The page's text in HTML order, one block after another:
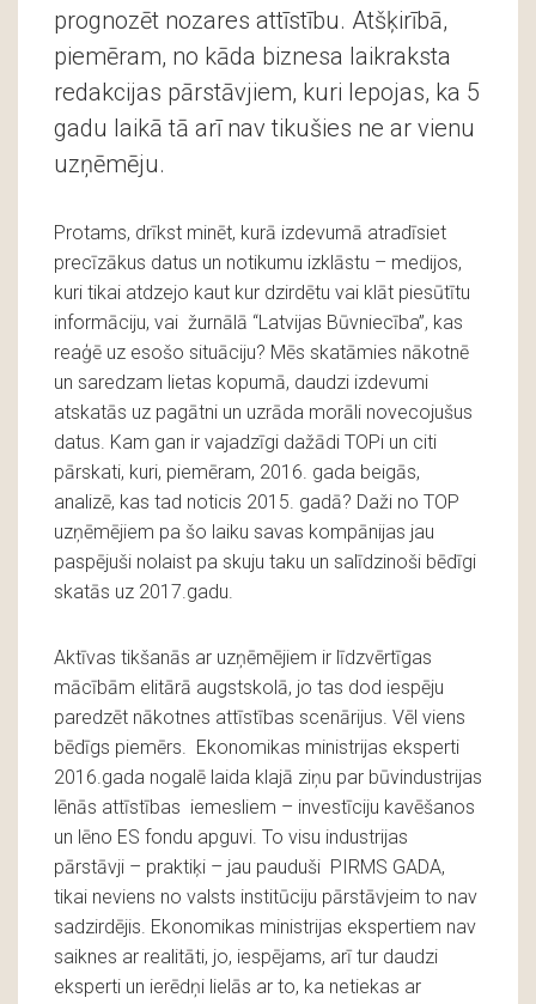
prognozēt nozares attīstību. Atšķirībā,
piemēram, no kāda biznesa laikraksta
redakcijas pārstāvjiem, kuri lepojas, ka 5
gadu laikā tā arī nav tikušies ne ar vienu
uzņēmēju.
Protams, drīkst minēt, kurā izdevumā atradīsiet
precīzākus datus un notikumu izklāstu – medijos,
kuri tikai atdzejo kaut kur dzirdētu vai klāt piesūtītu
informāciju, vai žurnālā “Latvijas Būvniecība”, kas
reaģē uz esošo situāciju? Mēs skatāmies nākotnē
un saredzam lietas kopumā, daudzi izdevumi
atskatās uz pagātni un uzrāda morāli novecojušus
datus. Kam gan ir vajadzīgi dažādi TOPi un citi
pārskati, kuri, piemēram, 2016. gada beigās,
analizē, kas tad noticis 2015. gadā? Daži no TOP
uzņēmējiem pa šo laiku savas kompānijas jau
paspējuši nolaist pa skuju taku un salīdzinoši bēdīgi
skatās uz 2017.gadu.
Aktīvas tikšanās ar uzņēmējiem ir līdzvērtīgas
mācībām elitārā augstskolā, jo tas dod iespēju
paredzēt nākotnes attīstības scenārijus. Vēl viens
bēdīgs piemērs. Ekonomikas ministrijas eksperti
2016.gada nogalē laida klajā ziņu par būvindustrijas
lēnās attīstības iemesliem – investīciju kavēšanos
un lēno ES fondu apguvi. To visu industrijas
pārstāvji – praktiķi – jau pauduši PIRMS GADA,
tikai neviens no valsts institūciju pārstāvjeim to nav
sadzirdējis. Ekonomikas ministrijas ekspertiem nav
saiknes ar realitāti, jo, iespējams, arī tur daudzi
eksperti un ierēdņi lielās ar to, ka netiekas ar